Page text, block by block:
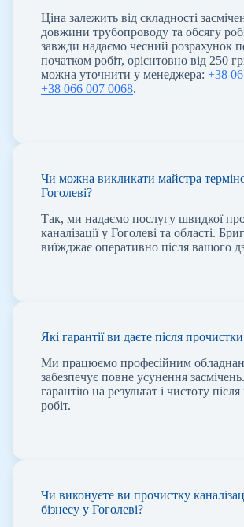
Ціна залежить від складності
довжини трубопроводу та обсягу
завжди надаємо чесний розрахунок
початком робіт, орієнтовно від 250
можна уточнити у менеджера: +38
+38 066 007 0068.
Чи можна викликати майстра
Гоголеві?
Так, ми надаємо послугу швидкої
каналізації у Гоголеві та області.
виїжджає оперативно після вашого
Які гарантії ви даєте після
Ми працюємо професійним
забезпечує повне усунення
гарантію на результат і чистоту
робіт.
Чи виконуєте ви прочистку
бізнесу у Гоголеві?